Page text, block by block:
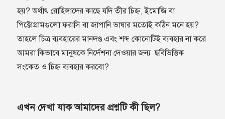
হয়? অর্থাৎ রোহিঙ্গাদের কাছে যদি তীর চিহ্ন, ইমোজি বা
পিক্টোগ্রামগুলো ফরাসি বা জাপানি ভাষার মতোই কঠিন মনে হয়?
তাহলে চিত্র ব‍্যবহারের মানদণ্ড এবং শব্দ কোনোটিই ব‍্যবহার না করে
আমরা কিভাবে মানুষকে নির্দেশনা দেওয়ার জন‍্য ছবিভিত্তিক
সংকেত ও চিহ্ন ব‍্যবহার করবো?
এখন দেখা যাক আমাদের প্রশ্নটি কী ছিল?